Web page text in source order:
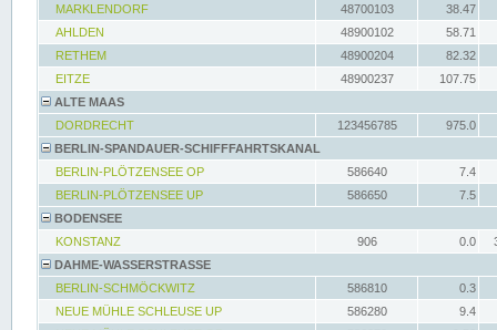
MARKLENDORF
48700103
38.47
AHLDEN
48900102
58.71
RETHEM
48900204
82.32
EITZE
48900237
107.75
ALTE MAAS
DORDRECHT
123456785
975.0
BERLIN-SPANDAUER-SCHIFFFAHRTSKANAL
BERLIN-PLÖTZENSEE OP
586640
7.4
BERLIN-PLÖTZENSEE UP
586650
7.5
BODENSEE
KONSTANZ
906 0.0
DAHME-WASSERSTRASSE
BERLIN-SCHMÖCKWITZ
586810
0.3
NEUE MÜHLE SCHLEUSE UP
586280
9.4